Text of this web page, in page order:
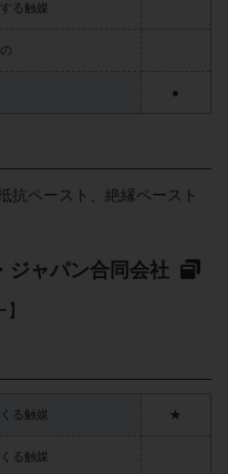
る触媒
●
抗ペースト、絶縁ペースト
ジャパン合同会社
る触媒
る触媒
★